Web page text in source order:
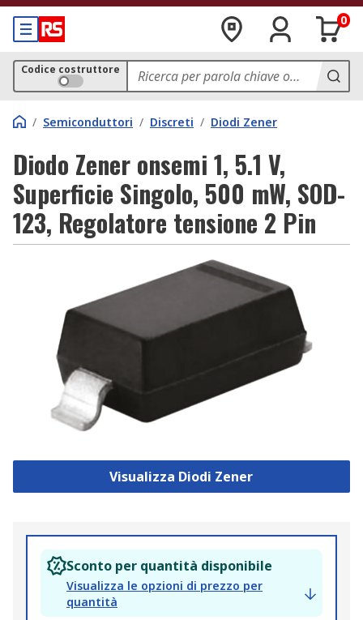
0
Codice costruttore
/ Semiconduttori / Discreti / Diodi Zener
Diodo Zener onsemi 1, 5.1 V,
Superficie Singolo, 500 mW, SOD-
123, Regolatore tensione 2 Pin
Visualizza Diodi Zener
Sconto per quantità disponibile
Visualizza le opzioni di prezzo per
quantità